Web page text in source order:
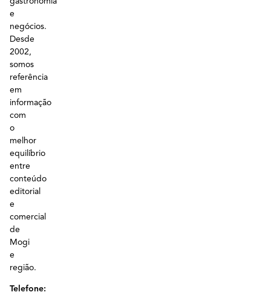
e
negócios.
Desde
2002,
somos
referência
em
informação
com
o
melhor
equilíbrio
entre
conteúdo
editorial
e
comercial
de
Mogi
e
região.
Telefone: